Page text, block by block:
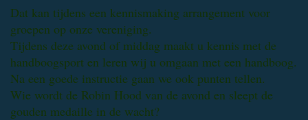
Dat kan tijdens een kennismaking arrangement voor
groepen op onze vereniging.
Tijdens deze avond of middag maakt u kennis met de
handboogsport en leren wij u omgaan met een handboog.
Na een goede instructie gaan we ook punten tellen.
Wie wordt de Robin Hood van de avond en sleept de
gouden medaille in de wacht?